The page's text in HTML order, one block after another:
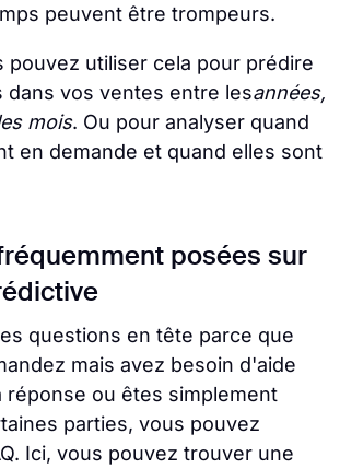
peuvent être trompeurs.
pouvez utiliser cela pour prédire
dans vos ventes entre lesannées,
mois. Ou pour analyser quand
en demande et quand elles sont
posées sur
questions en tête parce que
mais avez besoin d'aide
réponse ou êtes simplement
parties, vous pouvez
Ici, vous pouvez trouver une